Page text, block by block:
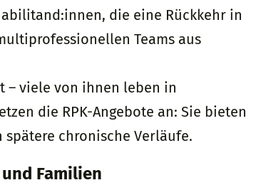
die eine Rückkehr in
Teams aus
– viele von ihnen leben in
die RPK-Angebote an: Sie bieten
chronische Verläufe.
Familien